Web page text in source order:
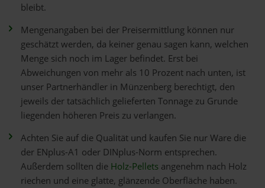
bleibt.
Mengenangaben bei der Preisermittlung können nur
geschätzt werden, da keiner genau sagen kann, welchen
Menge sich noch im Lager befindet. Erst bei
Abweichungen von mehr als 10 Prozent nach unten, ist
unser Partnerhändler in Münzenberg berechtigt, den
jeweils der tatsächlich gelieferten Tonnage zu Grunde
liegenden höheren Preis zu verlangen.
Achten Sie auf die Qualität und kaufen Sie nur Ware die
der ENplus-A1 oder DINplus-Norm entsprechen.
Außerdem sollten die Holz-Pellets angenehm nach Holz
riechen und eine glatte, glänzende Oberfläche haben.